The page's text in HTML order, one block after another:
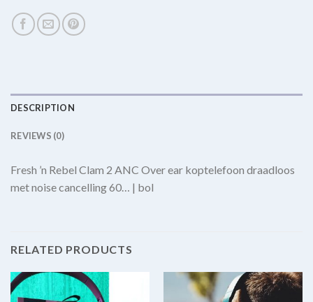
DESCRIPTION
REVIEWS (0)
Fresh ’n Rebel Clam 2 ANC Over ear koptelefoon draadloos
met noise cancelling 60… | bol
RELATED PRODUCTS